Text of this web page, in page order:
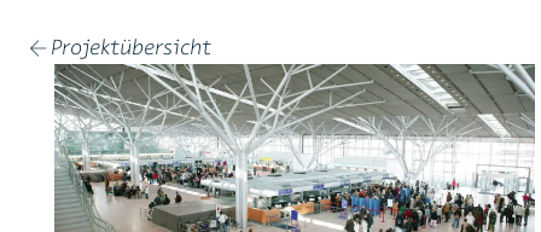
← Projektübersicht